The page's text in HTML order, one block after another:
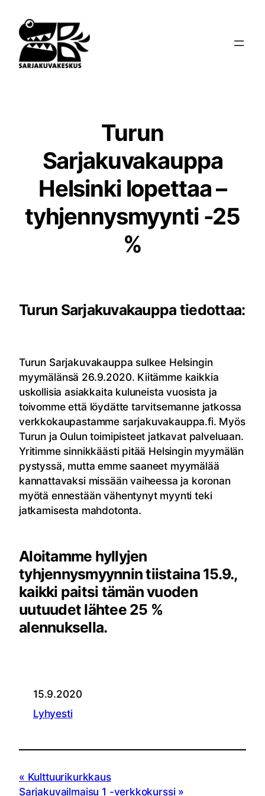
sisältöön
Turun
Sarjakuvakauppa
Helsinki lopettaa –
tyhjennysmyynti -25
%
Turun Sarjakuvakauppa tiedottaa:
Turun Sarjakuvakauppa sulkee Helsingin
myymälänsä 26.9.2020. Kiitämme kaikkia
uskollisia asiakkaita kuluneista vuosista ja
toivomme että löydätte tarvitsemanne jatkossa
verkkokaupastamme sarjakuvakauppa.fi. Myös
Turun ja Oulun toimipisteet jatkavat palveluaan.
Yritimme sinnikkäästi pitää Helsingin myymälän
pystyssä, mutta emme saaneet myymälää
kannattavaksi missään vaiheessa ja koronan
myötä ennestään vähentynyt myynti teki
jatkamisesta mahdotonta.
Aloitamme hyllyjen
tyhjennysmyynnin tiistaina 15.9.,
kaikki paitsi tämän vuoden
uutuudet lähtee 25 %
alennuksella.
15.9.2020
Lyhyesti
Kulttuurikurkkaus
Sarjakuvailmaisu 1 -verkkokurssi